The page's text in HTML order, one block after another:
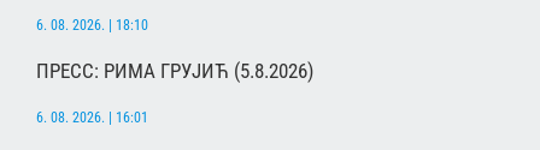
6. 08. 2026. | 18:10
ПРЕСС: РИМА ГРУЈИЋ (5.8.2026)
6. 08. 2026. | 16:01